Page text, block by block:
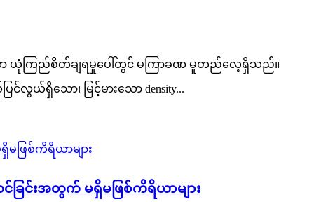
ယုံကြည်စိတ်ချရမှုပေါ်တွင် မကြာခဏ မူတည်လေ့ရှိသည်။
င်လွယ်ရှိသော၊ မြင့်မားသော density...
ြင်းအတွက် မရှိမဖြစ်ကိရိယာများ